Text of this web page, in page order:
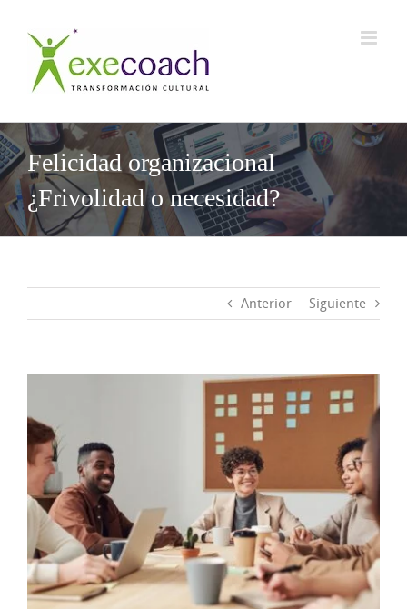
contenido
Felicidad organizacional
¿Frivolidad o necesidad?
Anterior Siguiente
más
grande